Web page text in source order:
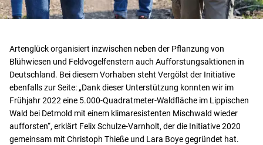
Artenglück organisiert inzwischen neben der Pflanzung von
Blühwiesen und Feldvogelfenstern auch Aufforstungsaktionen in
Deutschland. Bei diesem Vorhaben steht Vergölst der Initiative
ebenfalls zur Seite: „Dank dieser Unterstützung konnten wir im
Frühjahr 2022 eine 5.000-Quadratmeter-Waldfläche im Lippischen
Wald bei Detmold mit einem klimaresistenten Mischwald wieder
aufforsten“, erklärt Felix Schulze-Varnholt, der die Initiative 2020
gemeinsam mit Christoph Thieße und Lara Boye gegründet hat.